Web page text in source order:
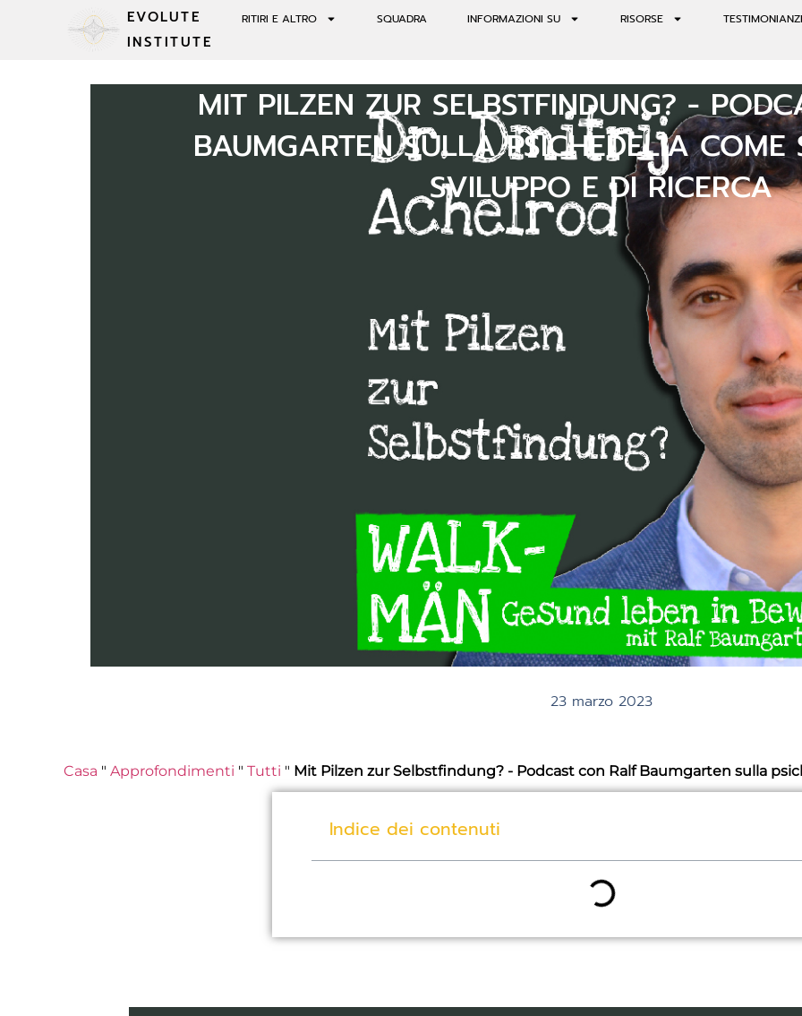
RITIRI E ALTRO SQUADRA INFORMAZIONI SU RISORSE
EVOLUTE
INSTITUTE
MIT PILZEN ZUR SELBSTFINDUNG? -
BAUMGARTEN SULLA PSICHEDELIA COME
SVILUPPO E DI RICERCA
23 marzo 2023
Casa " Approfondimenti " Tutti " Mit Pilzen zur Selbstfindung? - Podcast con Ralf Baumgarten sulla
Indice dei contenuti